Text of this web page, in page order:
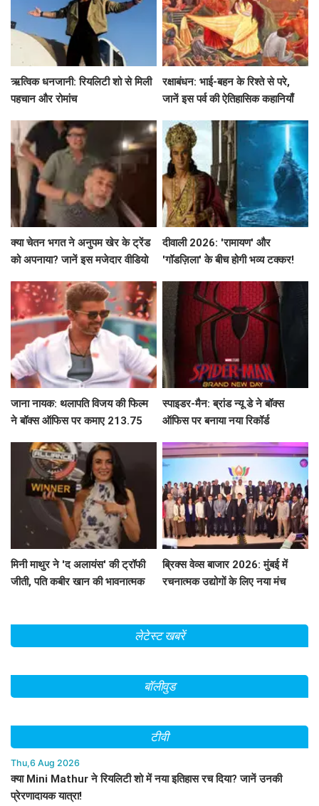
ऋत्विक धनजानी: रियलिटी शो से मिली
पहचान और रोमांच
रक्षाबंधन: भाई-बहन के रिश्ते से परे,
जानें इस पर्व की ऐतिहासिक कहानियाँ
क्या चेतन भगत ने अनुपम खेर के ट्रेंड
को अपनाया? जानें इस मजेदार वीडियो
दीवाली 2026: 'रामायण' और
'गॉडज़िला' के बीच होगी भव्य टक्कर!
जाना नायक: थलापति विजय की फिल्म
ने बॉक्स ऑफिस पर कमाए 213.75
स्पाइडर-मैन: ब्रांड न्यू डे ने बॉक्स
ऑफिस पर बनाया नया रिकॉर्ड
मिनी माथुर ने 'द अलायंस' की ट्रॉफी
जीती, पति कबीर खान की भावनात्मक
ब्रिक्स वेव्स बाजार 2026: मुंबई में
रचनात्मक उद्योगों के लिए नया मंच
लेटेस्ट खबरें
बॉलीवुड
टीवी
Thu,6 Aug 2026
क्या Mini Mathur ने रियलिटी शो में नया इतिहास रच दिया? जानें उनकी
प्रेरणादायक यात्रा!